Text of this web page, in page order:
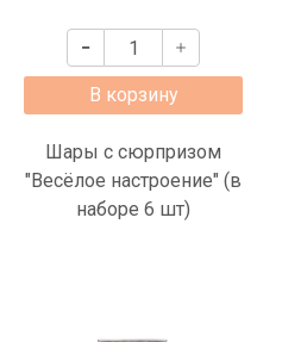
В корзину
Шары с сюрпризом
"Весёлое настроение" (в
наборе 6 шт)